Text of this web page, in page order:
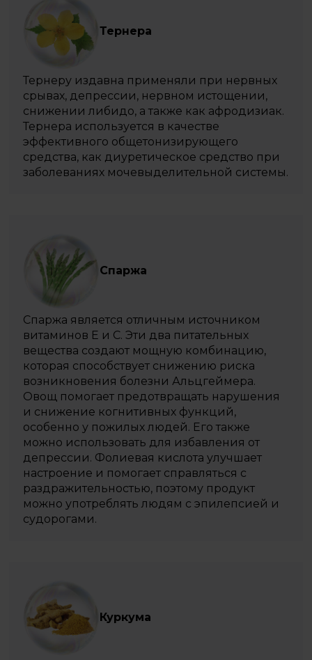
Тернера
Тернеру издавна применяли при нервных
срывах, депрессии, нервном истощении,
снижении либидо, а также как афродизиак.
Тернера используется в качестве
эффективного общетонизирующего
средства, как диуретическое средство при
заболеваниях мочевыделительной системы.
Спаржа
Спаржа является отличным источником
витаминов Е и С. Эти два питательных
вещества создают мощную комбинацию,
которая способствует снижению риска
возникновения болезни Альцгеймера.
Овощ помогает предотвращать нарушения
и снижение когнитивных функций,
особенно у пожилых людей. Его также
можно использовать для избавления от
депрессии. Фолиевая кислота улучшает
настроение и помогает справляться с
раздражительностью, поэтому продукт
можно употреблять людям с эпилепсией и
судорогами.
Куркума